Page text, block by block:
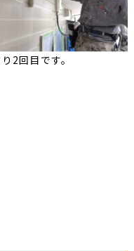
り2回目です。